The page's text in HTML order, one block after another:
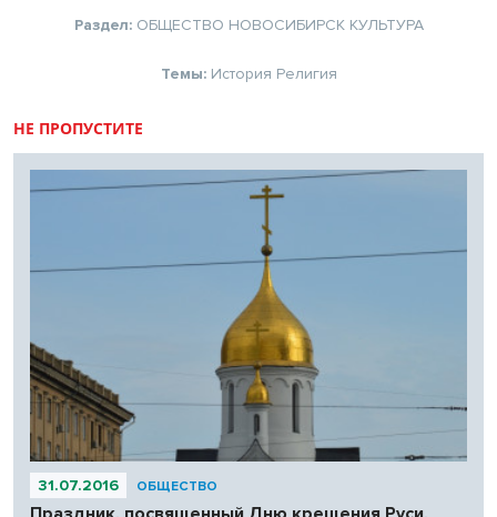
Раздел: ОБЩЕСТВО НОВОСИБИРСК КУЛЬТУРА
Темы: История Религия
НЕ ПРОПУСТИТЕ
31.07.2016 ОБЩЕСТВО